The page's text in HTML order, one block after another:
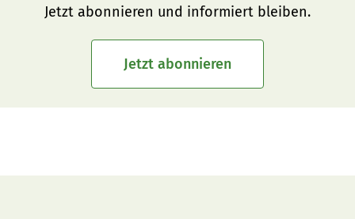
Jetzt abonnieren und informiert bleiben.
Jetzt abonnieren